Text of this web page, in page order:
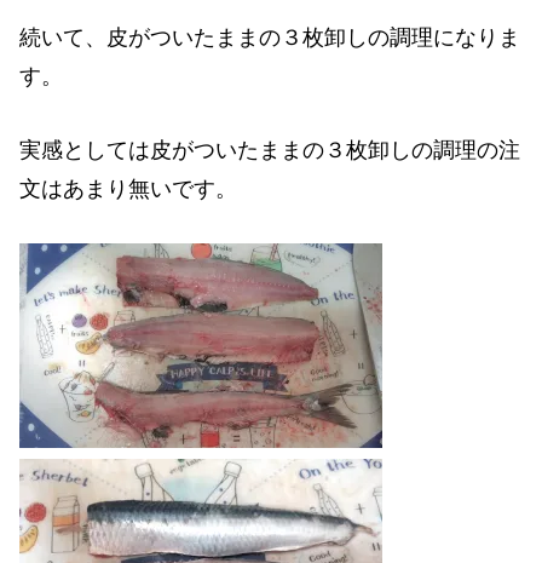
続いて、皮がついたままの３枚卸しの調理になりま
す。
実感としては皮がついたままの３枚卸しの調理の注
文はあまり無いです。